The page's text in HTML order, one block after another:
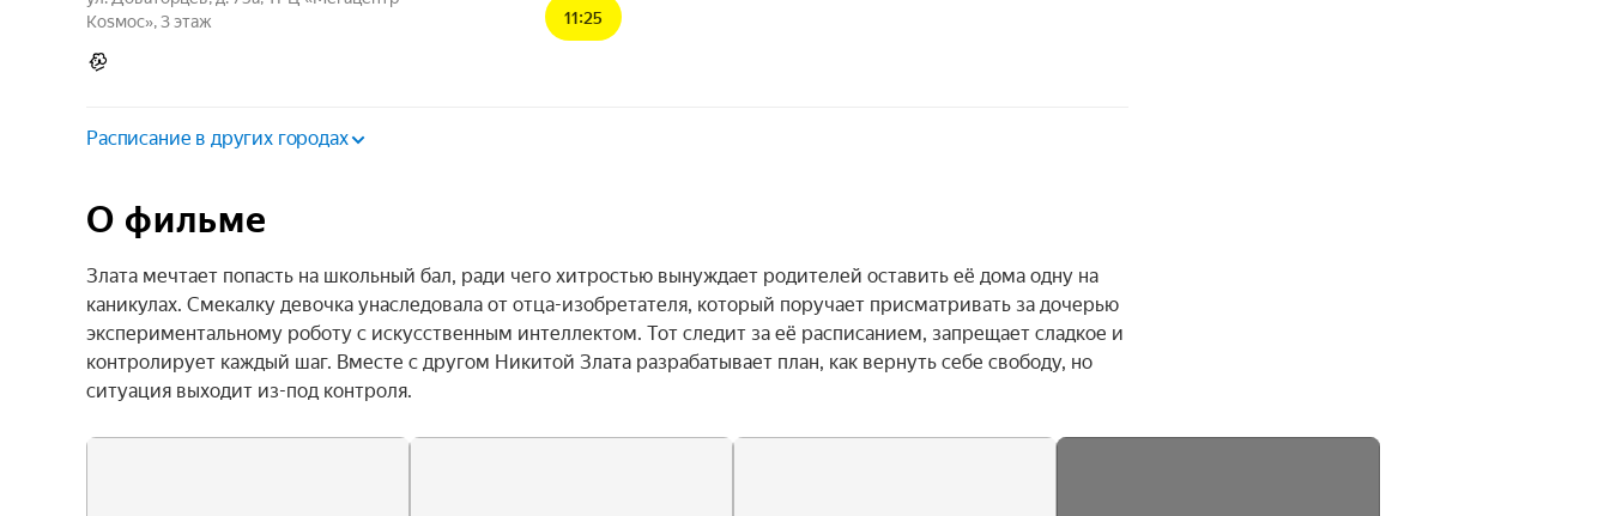
Коsмос», 3 этаж
11:25
Расписание в других городах
О фильме
Злата мечтает попасть на школьный бал, ради чего хитростью вынуждает родителей оставить её дома одну на
каникулах. Смекалку девочка унаследовала от отца-изобретателя, который поручает присматривать за дочерью
экспериментальному роботу с искусственным интеллектом. Тот следит за её расписанием, запрещает сладкое и
контролирует каждый шаг. Вместе с другом Никитой Злата разрабатывает план, как вернуть себе свободу, но
ситуация выходит из-под контроля.